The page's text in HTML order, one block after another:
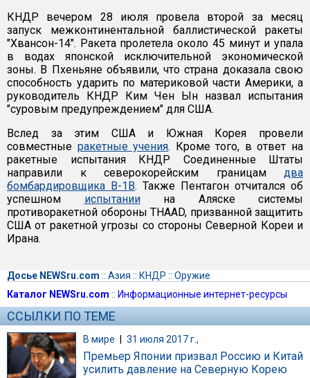
КНДР вечером 28 июля провела второй за месяц
запуск межконтинентальной баллистической ракеты
"Хвансон-14". Ракета пролетела около 45 минут и упала
в водах японской исключительной экономической
зоны. В Пхеньяне объявили, что страна доказала свою
способность ударить по материковой части Америки, а
руководитель КНДР Ким Чен Ын назвал испытания
"суровым предупреждением" для США.
Вслед за этим США и Южная Корея провели
совместные ракетные учения. Кроме того, в ответ на
ракетные испытания КНДР Соединенные Штаты
направили к северокорейским границам два
бомбардировщика B-1B. Также Пентагон отчитался об
успешном испытаниина Аляске системы
противоракетной обороны THAAD, призванной защитить
США от ракетной угрозы со стороны Северной Кореи и
Ирана.
Досье NEWSru.com :: Азия :: КНДР :: Оружие
Каталог NEWSru.com :: Информационные интернет-ресурсы
ССЫЛКИ ПО ТЕМЕ
В мире | 31 июля 2017 г.,
Премьер Японии призвал Россию и Китай
усилить давление на Северную Корею